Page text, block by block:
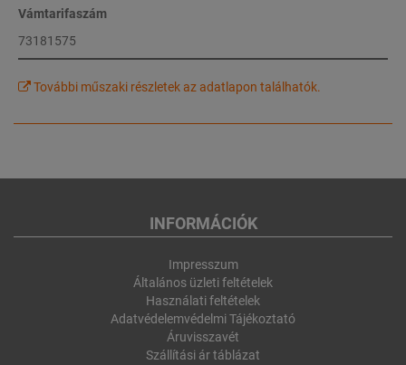
Vámtarifaszám
73181575
További műszaki részletek az adatlapon találhatók.
INFORMÁCIÓK
Impresszum
Általános üzleti feltételek
Használati feltételek
Adatvédelemvédelmi Tájékoztató
Áruvisszavét
Szállítási ár táblázat